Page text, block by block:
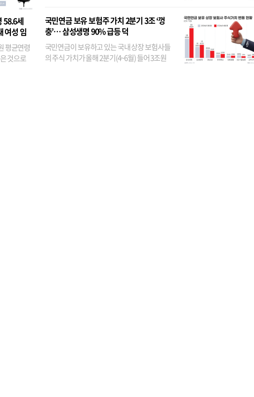
58.6세
여성 임
평균연령
것으로
융이었다. 특히 KB금융은 지난달 말 기준 해외
기관투자자 지분율이...
국민연금 보유 보험주 가치 2분기 3조 ‘껑
충’… 삼성생명 90% 급등 덕
국민연금이 보유하고 있는 국내 상장 보험사들
의 주식 가치가 올해 2분기(4~6월) 들어 3조원